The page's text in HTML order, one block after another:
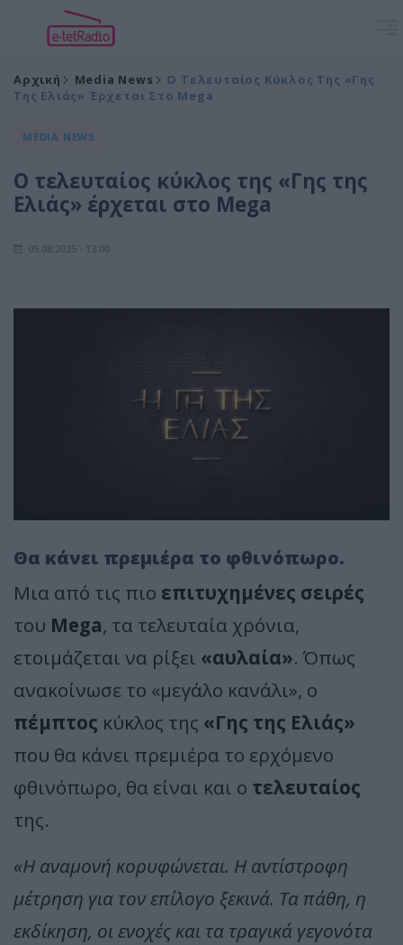
Αρχική Media News
Ο Τελευταίος Κύκλος Της «Γης
Της Ελιάς» Έρχεται Στο Mega
MEDIA NEWS
Ο τελευταίος κύκλος της «Γης της
Ελιάς» έρχεται στο Mega
05.08.2025 - 13:00
Θα κάνει πρεμιέρα το φθινόπωρο.
Μια από τις πιο επιτυχημένες σειρές
του Mega, τα τελευταία χρόνια,
ετοιμάζεται να ρίξει «αυλαία». Όπως
ανακοίνωσε το «μεγάλο κανάλι», ο
πέμπτος κύκλος της «Γης της Ελιάς»
που θα κάνει πρεμιέρα το ερχόμενο
φθινόπωρο, θα είναι και ο τελευταίος
της.
«Η αναμονή κορυφώνεται. Η αντίστροφη
μέτρηση για τον επίλογο ξεκινά. Τα πάθη, η
εκδίκηση, οι ενοχές και τα τραγικά γεγονότα